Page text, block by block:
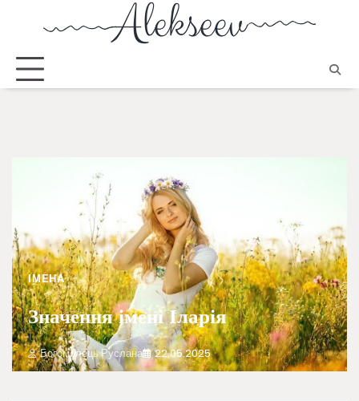
ІМЕНА
Значення імені Іларія
Богомолець Руслана 22.05.2025